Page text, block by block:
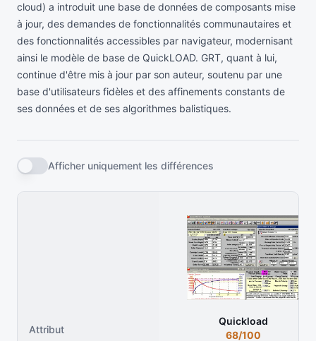
cloud) a introduit une base de données de composants mise
à jour, des demandes de fonctionnalités communautaires et
des fonctionnalités accessibles par navigateur, modernisant
ainsi le modèle de base de QuickLOAD. GRT, quant à lui,
continue d'être mis à jour par son auteur, soutenu par une
base d'utilisateurs fidèles et des affinements constants de
ses données et de ses algorithmes balistiques.
Afficher uniquement les différences
Attribut
Quickload
68/100